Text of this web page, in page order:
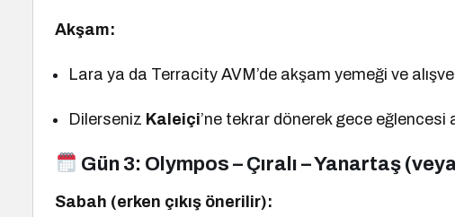
Akşam:
Lara ya da Terracity AVM’de akşam yemeği ve
Dilerseniz Kaleiçi’ne tekrar dönerek gece
Gün 3: Olympos – Çıralı – Yanartaş
Sabah (erken çıkış önerilir):